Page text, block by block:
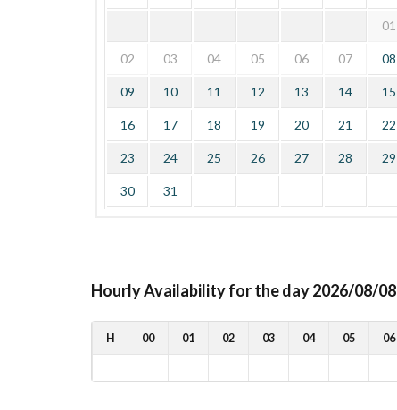
01
02 03 04 05 06 07 08
09 10 11 12 13 14 15
16 17 18 19 20 21 22
23 24 25 26 27 28 29
30 31
Hourly Availability for the day 2026/08/08
H 00 01 02 03 04 05 06